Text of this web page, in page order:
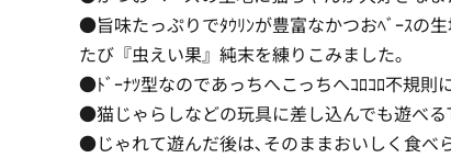
●旨味たっぷりでﾀｳﾘﾝが豊富なかつおﾍﾞｰｽの
たび『虫えい果』純末を練りこみました｡
●ﾄﾞｰﾅﾂ型なのであっちへこっちへｺﾛｺﾛ不規則
●猫じゃらしなどの玩具に差し込んでも遊べる
●じゃれて遊んだ後は､そのままおいしく食べ